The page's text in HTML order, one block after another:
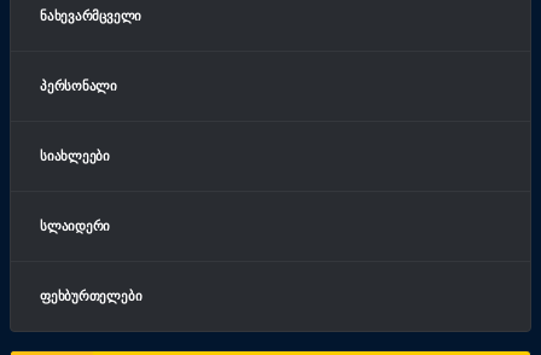
ᲜᲐᲮᲔᲕᲐᲠᲛᲪᲕᲔᲚᲘ
ᲞᲔᲠᲡᲝᲜᲐᲚᲘ
ᲡᲘᲐᲮᲚᲔᲔᲑᲘ
ᲡᲚᲐᲘᲓᲔᲠᲘ
ᲤᲔᲮᲑᲣᲠᲗᲔᲚᲔᲑᲘ